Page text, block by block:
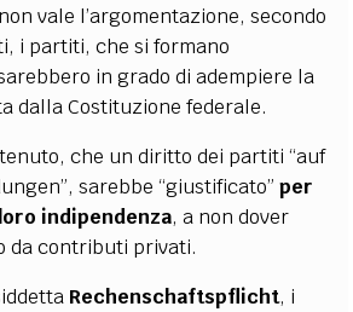
vale l’argomentazione, secondo
i partiti, che si formano
in grado di adempiere la
dalla Costituzione federale.
che un diritto dei partiti “auf
sarebbe “giustificato”per
indipendenza, a non dover
da contributi privati.
Rechenschaftspflicht, i